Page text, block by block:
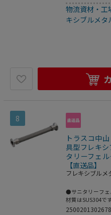
1.5S●全長(mm)
用圧力(MPa)：
タリーフェルー
食性流体を除く
～80℃●接続：
レス(SUS304)●
物流資材・工
キシブルメタ
8
トラスコ中
具型フレキシ
タリーフェル
【直送品】
フレキシブルメ
●サニタリーフェ
材質はSUS304で
●配管の心合わせ
2500201302678